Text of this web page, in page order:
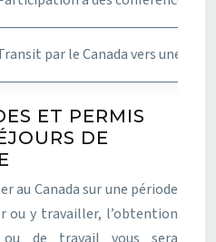
par le Canada vers une
ET PERMIS
DE
au Canada sur une période
ou y travailler, l’obtention
ou de travail vous sera